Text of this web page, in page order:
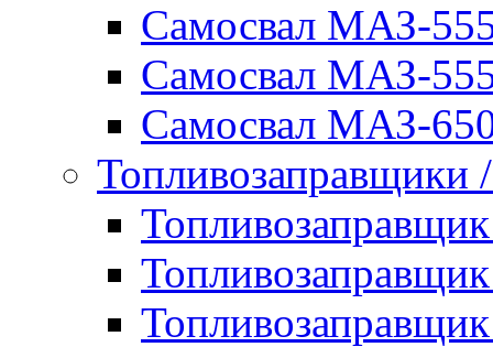
Самосвал МАЗ-
Самосвал МАЗ-
Самосвал МАЗ-
Топливозаправщики